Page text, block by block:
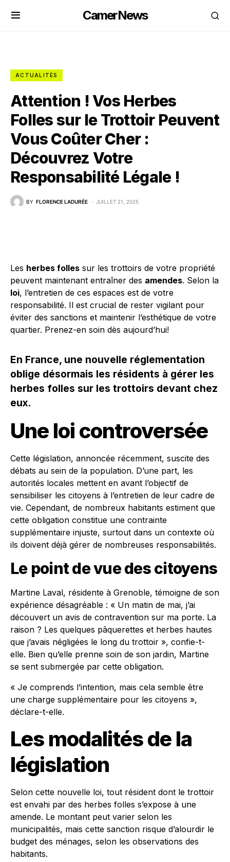
CamerNews
ACTUALITÉS
Attention ! Vos Herbes
Folles sur le Trottoir Peuvent
Vous Coûter Cher :
Découvrez Votre
Responsabilité Légale !
BY FLORENCE LADURÉE JUILLET 21, 2025
Les herbes folles sur les trottoirs de votre propriété
peuvent maintenant entraîner des amendes. Selon la
loi, l’entretien de ces espaces est de votre
responsabilité. Il est crucial de rester vigilant pour
éviter des sanctions et maintenir l’esthétique de votre
quartier. Prenez-en soin dès aujourd’hui!
En France, une nouvelle réglementation
oblige désormais les résidents à gérer les
herbes folles sur les trottoirs devant chez
eux.
Une loi controversée
Cette législation, annoncée récemment, suscite des
débats au sein de la population. D’une part, les
autorités locales mettent en avant l’objectif de
sensibiliser les citoyens à l’entretien de leur cadre de
vie. Cependant, de nombreux habitants estiment que
cette obligation constitue une contrainte
supplémentaire injuste, surtout dans un contexte où
ils doivent déjà gérer de nombreuses responsabilités.
Le point de vue des citoyens
Martine Laval, résidente à Grenoble, témoigne de son
expérience désagréable : « Un matin de mai, j’ai
découvert un avis de contravention sur ma porte. La
raison ? Les quelques pâquerettes et herbes hautes
que j’avais négligées le long du trottoir », confie-t-
elle. Bien qu’elle prenne soin de son jardin, Martine
se sent submergée par cette obligation.
« Je comprends l’intention, mais cela semble être
une charge supplémentaire pour les citoyens »,
déclare-t-elle.
Les modalités de la
législation
Selon cette nouvelle loi, tout résident dont le trottoir
est envahi par des herbes folles s’expose à une
amende. Le montant peut varier selon les
municipalités, mais cette sanction risque d’alourdir le
budget des ménages, selon les observations des
habitants.